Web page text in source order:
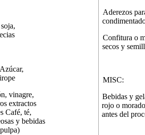
vinagre,
extractos
Café, té,
y bebidas
Aderezos
Confitura o
secos y
MISC:
Bebidas y
rojo o
antes del